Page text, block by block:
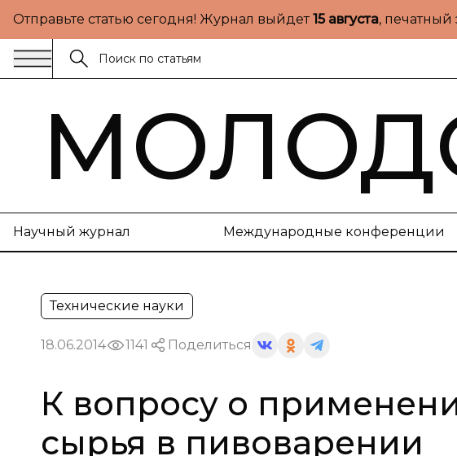
Отправьте статью сегодня! Журнал выйдет15 августа,
Научный журнал Международные конференции
Технические науки
18.06.2014 1141 Поделиться
К вопросу о
сырья в пивоварении